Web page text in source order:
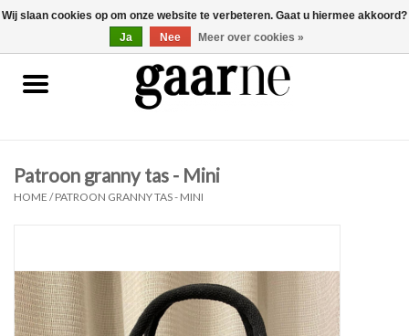
gaarne.be 0 Artikelen - €0,00
Patronen
Garen
Gaarne gemaakt
Patroon granny tas - Mini
HOME /PATROON GRANNY TAS - MINI
Wij slaan cookies op om onze website te verbeteren. Gaat u hiermee akkoord?
Ja
Nee Meer over cookies »